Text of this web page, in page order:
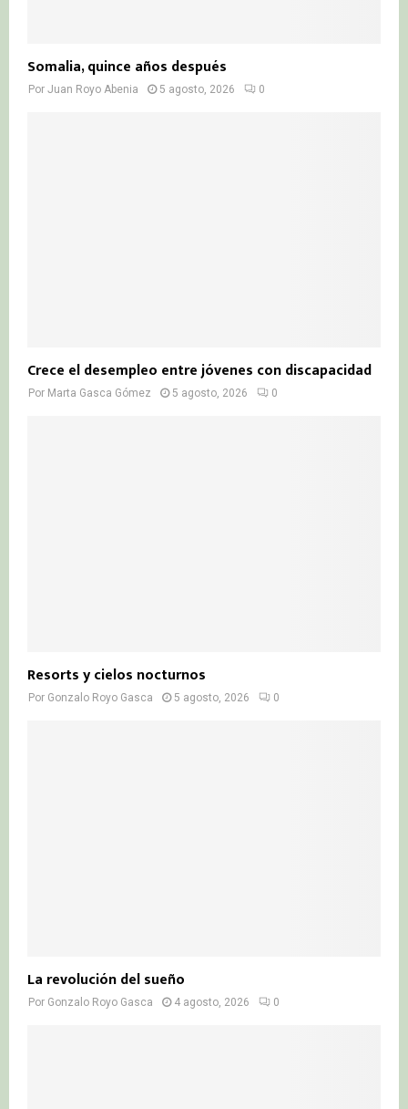
Somalia, quince años después
Por Juan Royo Abenia 5 agosto, 2026 0
Crece el desempleo entre jóvenes con discapacidad
Por Marta Gasca Gómez 5 agosto, 2026 0
Resorts y cielos nocturnos
Por Gonzalo Royo Gasca 5 agosto, 2026 0
La revolución del sueño
Por Gonzalo Royo Gasca 4 agosto, 2026 0